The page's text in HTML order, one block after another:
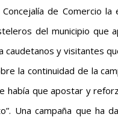
de Comercio
del municipio que
caudetanos y visitantes
la continuidad de la
había que apostar y
Una campaña que ha